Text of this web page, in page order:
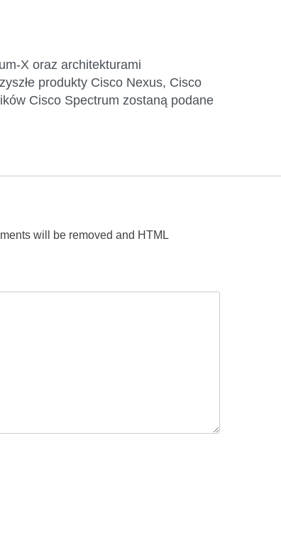
X oraz architekturami
produkty Cisco Nexus, Cisco
Cisco Spectrum zostaną podane
will be removed and HTML